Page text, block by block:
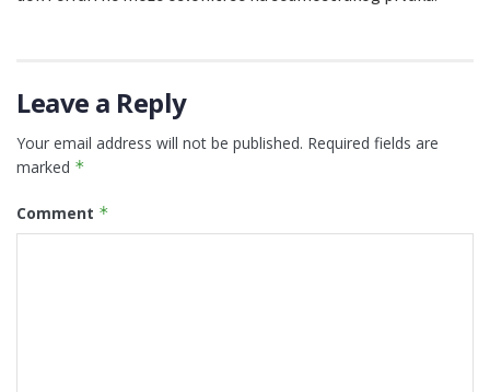
Leave a Reply
Your email address will not be published. Required fields are
marked *
Comment *